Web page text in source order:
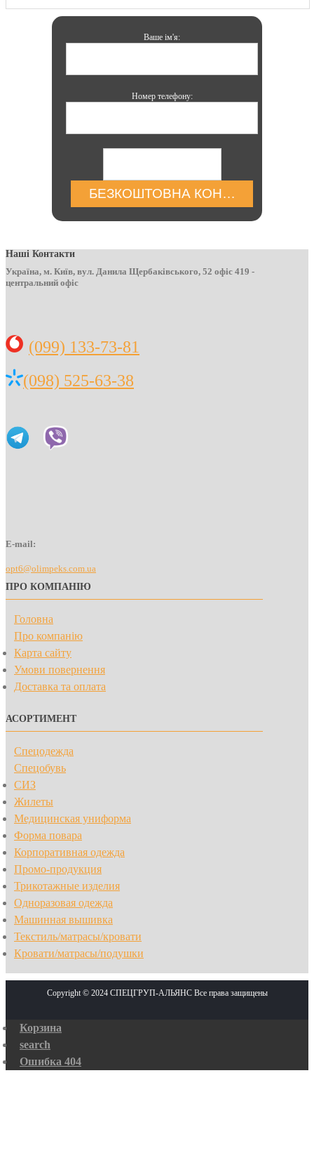
Ваше ім'я:
Номер телефону:
БЕЗКОШТОВНА КОНСУЛЬТАЦІЯ
Наші Контакти
Україна, м. Київ, вул. Данила Щербаківського, 52 офіс 419 -
центральний офіс
(099) 133-73-81
(098) 525-63-38
E-mail:
opt6@olimpeks.com.ua
ПРО КОМПАНІЮ
Головна
Про компанію
Карта сайту
Умови повернення
Доставка та оплата
АСОРТИМЕНТ
Спецодежда
Спецобувь
СИЗ
Жилеты
Медицинская униформа
Форма повара
Корпоративная одежда
Промо-продукция
Трикотажные изделия
Одноразовая одежда
Машинная вышивка
Текстиль/матрасы/кровати
Кровати/матрасы/подушки
Copyright © 2024 СПЕЦГРУП-АЛЬЯНС Все права защищены
Корзина
search
Ошибка 404